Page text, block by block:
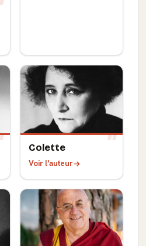
Colette
Voir l'auteur